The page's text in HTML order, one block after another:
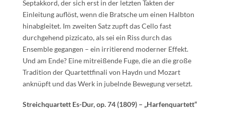
Septakkord, der sich erst in der letzten Takten der
Einleitung auflöst, wenn die Bratsche um einen Halbton
hinabgleitet. Im zweiten Satz zupft das Cello fast
durchgehend pizzicato, als sei ein Riss durch das
Ensemble gegangen – ein irritierend moderner Effekt.
Und am Ende? Eine mitreißende Fuge, die an die große
Tradition der Quartettfinali von Haydn und Mozart
anknüpft und das Werk in jubelnde Bewegung versetzt.
Streichquartett Es-Dur, op. 74 (1809) – „Harfenquartett“